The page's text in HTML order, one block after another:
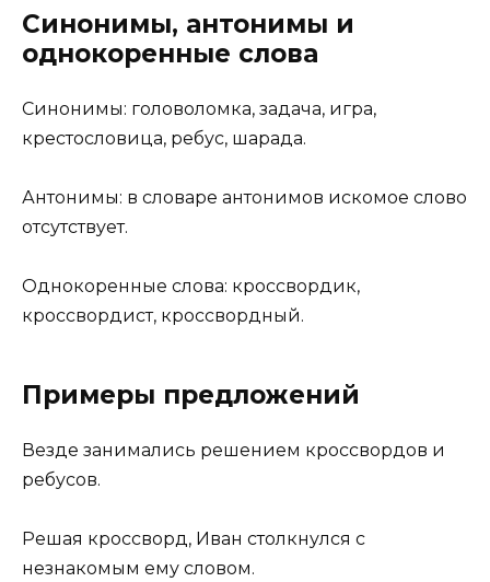
Синонимы, антонимы и
однокоренные слова
Синонимы: головоломка, задача, игра,
крестословица, ребус, шарада.
Антонимы: в словаре антонимов искомое слово
отсутствует.
Однокоренные слова: кроссвордик,
кроссвордист, кроссвордный.
Примеры предложений
Везде занимались решением кроссвордов и
ребусов.
Решая кроссворд, Иван столкнулся с
незнакомым ему словом.